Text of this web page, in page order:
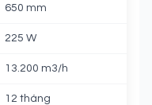
650 mm
225 W
13.200 m3/h
12 tháng